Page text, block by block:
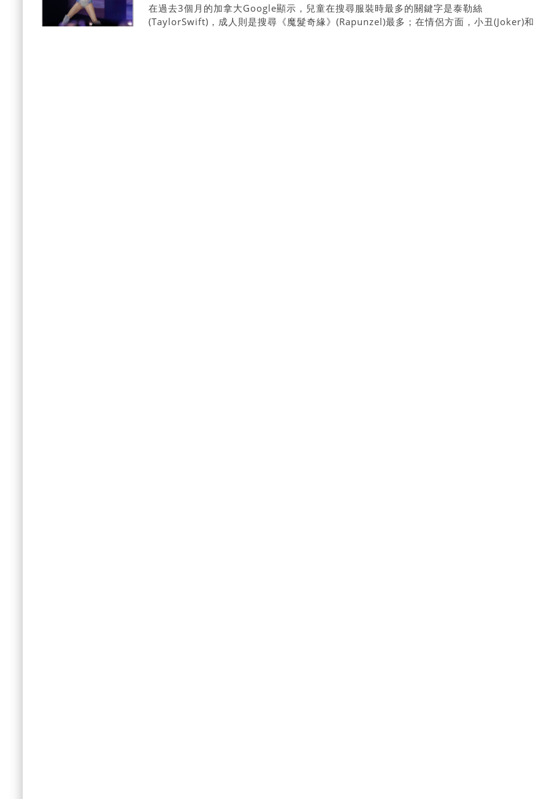
在過去3個月的加拿大Google顯示，兒童在搜尋服裝時最多的關鍵字是泰勒絲
(TaylorSwift)，成人則是搜尋《魔髮奇緣》(Rapunzel)最多；在情侶方面，小丑(Joker)和